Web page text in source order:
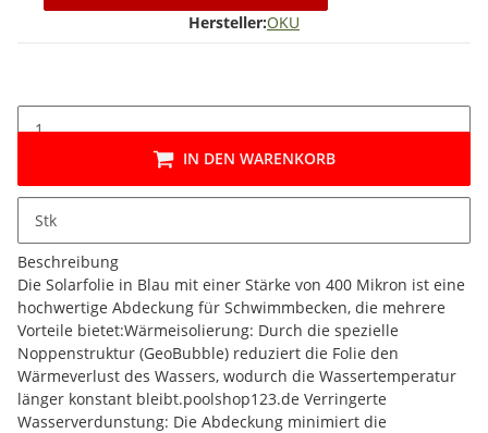
Hersteller:OKU
Stk
IN DEN WARENKORB
Beschreibung
Die Solarfolie in Blau mit einer Stärke von 400 Mikron ist eine
hochwertige Abdeckung für Schwimmbecken, die mehrere
Vorteile bietet:​ Wärmeisolierung: Durch die spezielle
Noppenstruktur (GeoBubble) reduziert die Folie den
Wärmeverlust des Wassers, wodurch die Wassertemperatur
länger konstant bleibt.​ poolshop123.de Verringerte
Wasserverdunstung: Die Abdeckung minimiert die